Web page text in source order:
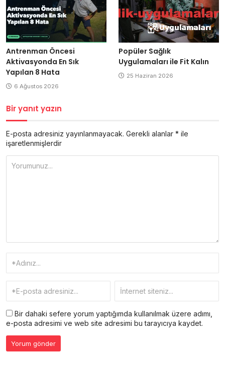
Antrenman Öncesi
Aktivasyonda En Sık
Yapılan 8 Hata
6 Ağustos 2026
Popüler Sağlık
Uygulamaları ile Fit Kalın
25 Haziran 2026
Bir yanıt yazın
E-posta adresiniz yayınlanmayacak. Gerekli alanlar * ile
işaretlenmişlerdir
Bir dahaki sefere yorum yaptığımda kullanılmak üzere adımı,
e-posta adresimi ve web site adresimi bu tarayıcıya kaydet.